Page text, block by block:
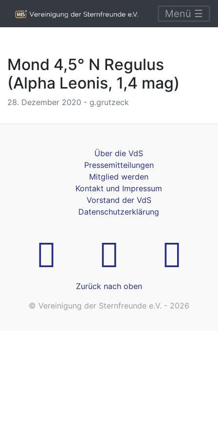
Menü ☰
Mond 4,5° N Regulus
(Alpha Leonis, 1,4 mag)
28. Dezember 2020 - g.grutzeck
Über die VdS
Pressemitteilungen
Mitglied werden
Kontakt und Impressum
Vorstand der VdS
Datenschutzerklärung
Zurück nach oben
© Vereinigung der Sternfreunde e.V. - 2026